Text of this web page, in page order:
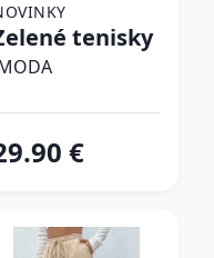
Zelené tenisky
€